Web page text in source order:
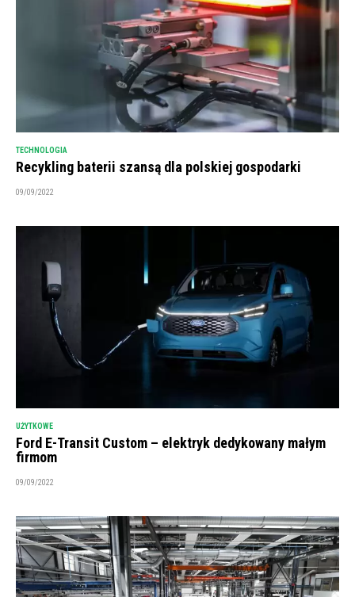
TECHNOLOGIA
Recykling baterii szansą dla polskiej gospodarki
09/09/2022
UŻYTKOWE
Ford E-Transit Custom – elektryk dedykowany małym
firmom
09/09/2022